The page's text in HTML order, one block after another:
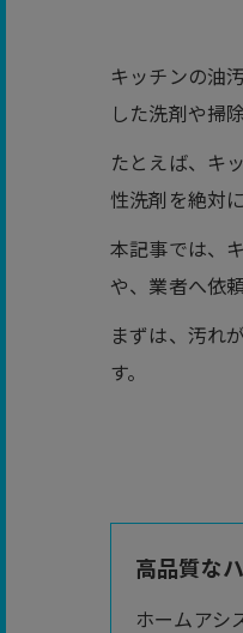
キッチンの油
した洗剤や掃
たとえば、キ
性洗剤を絶対
本記事では、
や、業者へ依
まずは、汚れ
す。
高品質な
ホームアシ